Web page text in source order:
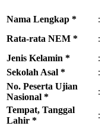
Nama Lengkap *
:
Rata-rata NEM *
:
Jenis Kelamin * :
Sekolah Asal *
:
No. Peserta Ujian
Nasional *
:
Tempat, Tanggal
Lahir *
: